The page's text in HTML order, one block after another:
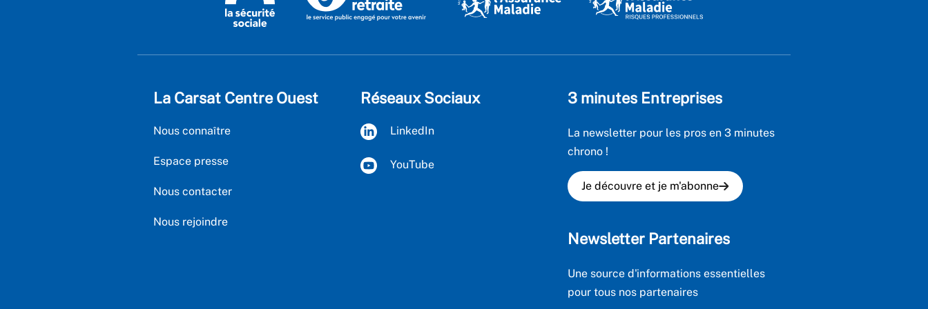
La Carsat Centre Ouest
Nous connaître
Espace presse
Nous contacter
Nous rejoindre
Réseaux Sociaux
LinkedIn
YouTube
3 minutes Entreprises
La newsletter pour les pros en 3 minutes
chrono !
Je découvre et je m'abonne
Newsletter Partenaires
Une source d'informations essentielles
pour tous nos partenaires